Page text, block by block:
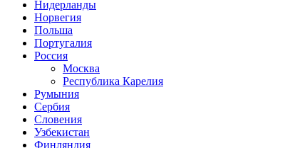
Нидерланды
Норвегия
Польша
Португалия
Россия
Москва
Республика Карелия
Румыния
Сербия
Словения
Узбекистан
Финляндия